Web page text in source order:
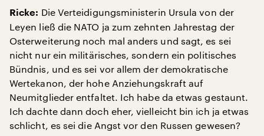
Ricke: Die Verteidigungsministerin Ursula von der
Leyen ließ die NATO ja zum zehnten Jahrestag der
Osterweiterung noch mal anders und sagt, es sei
nicht nur ein militärisches, sondern ein politisches
Bündnis, und es sei vor allem der demokratische
Wertekanon, der hohe Anziehungskraft auf
Neumitglieder entfaltet. Ich habe da etwas gestaunt.
Ich dachte dann doch eher, vielleicht bin ich ja etwas
schlicht, es sei die Angst vor den Russen gewesen?